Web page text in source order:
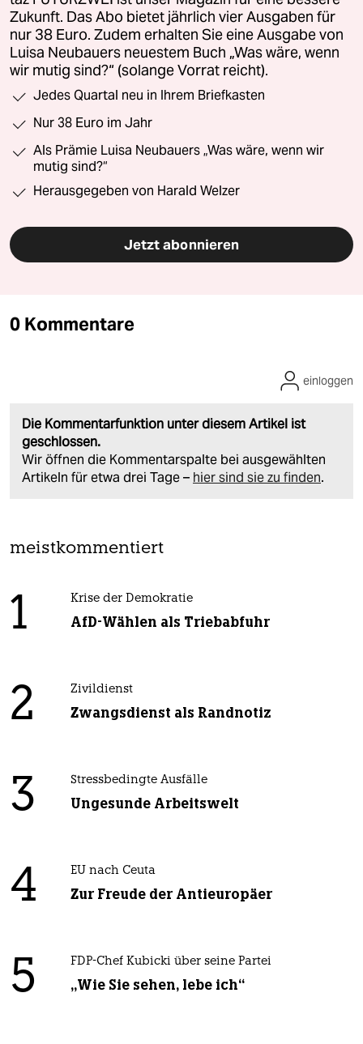
Zukunft. Das Abo bietet jährlich vier Ausgaben für
nur 38 Euro. Zudem erhalten Sie eine Ausgabe von
Luisa Neubauers neuestem Buch „Was wäre, wenn
wir mutig sind?“ (solange Vorrat reicht).
Jedes Quartal neu in Ihrem Briefkasten
Nur 38 Euro im Jahr
Als Prämie Luisa Neubauers „Was wäre, wenn wir
mutig sind?“
Herausgegeben von Harald Welzer
Jetzt abonnieren
0 Kommentare
Die Kommentarfunktion unter diesem Artikel ist
geschlossen.
Wir öffnen die Kommentarspalte bei ausgewählten
Artikeln für etwa drei Tage – hier sind sie zu finden.
einloggen
meistkommentiert
1 Krise der Demokratie
AfD-Wählen als Triebabfuhr
2 Zivildienst
Zwangsdienst als Randnotiz
3 Stressbedingte Ausfälle
Ungesunde Arbeitswelt
4 EU nach Ceuta
Zur Freude der Antieuropäer
5 FDP-Chef Kubicki über seine Partei
„Wie Sie sehen, lebe ich“